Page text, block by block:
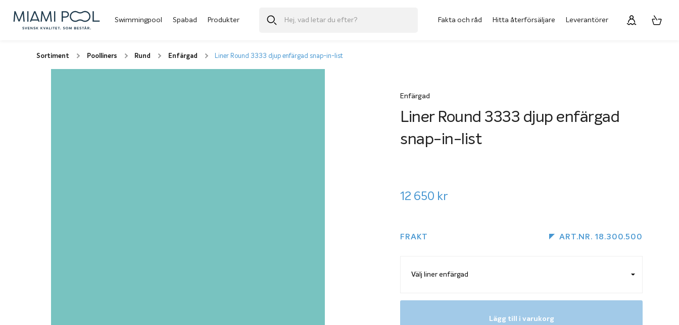
Swimmingpool Spabad Produkter Fakta och råd Hitta återförsäljare Leverantörer
Sortiment Poolliners Rund Enfärgad Liner Round 3333 djup enfärgad snap-in-list
Enfärgad
Liner Round 3333 djup enfärgad
snap-in-list
12 650 kr
FRAKT ART.NR. 18.300.500
Lägg till i varukorg